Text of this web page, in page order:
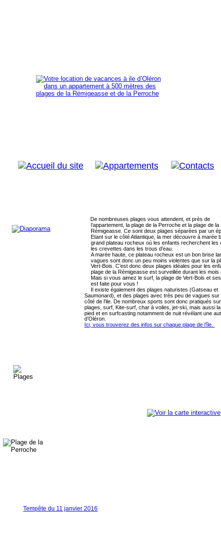
De nombreuses plages vous attendent, et près de
l’appartement, la plage de la Perroche et la plage de la
Rémigeasse. Ce sont deux plages séparées par un
Etant sur le côté Atlantique, la mer découvre à marée
grand plateau rocheux où les enfants recherchent
les crevettes dans les trous d’eau.
A marée haute, ce plateau rocheux est un bon brise
vagues sont donc un peu moins violentes que sur la
Vert-Bois. C’est donc deux plages idéales pour les
plage de la Rémigeasse est surveillée durant les mois
Mais si vous aimez le surf, la plage de Vert-Bois et
est faite pour vous !
Il existe également des plages naturistes (Gatseau et
Saumonard), et des plages avec très peu de vagues sur
côté de l’ile. De nombreux sports sont donc pratiqués
plages, surf, Kite-surf, char à voiles, jet-ski, mais aussi
pied et en surfcasting notamment de nuit révélant une
d’Oléron.
Ici, vous trouverez des infos sur chaque plage de l’île.
Tempête du 11 janvier 2016